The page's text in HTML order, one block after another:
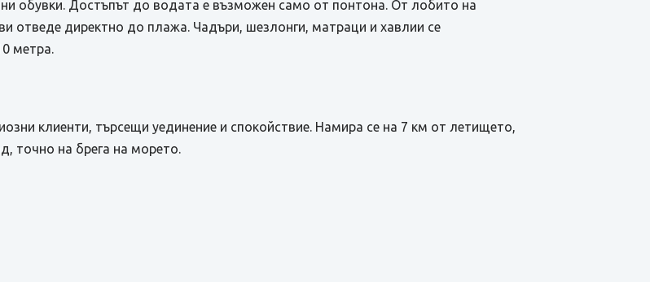
обувки. Достъпът до водата е възможен само от понтона. От лобито на
отведе директно до плажа. Чадъри, шезлонги, матраци и хавлии се
метра.
клиенти, търсещи уединение и спокойствие. Намира се на 7 км от летището,
точно на брега на морето.